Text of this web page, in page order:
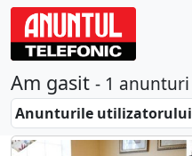
Am gasit - 1 anunturi
Anunturile utilizatorului